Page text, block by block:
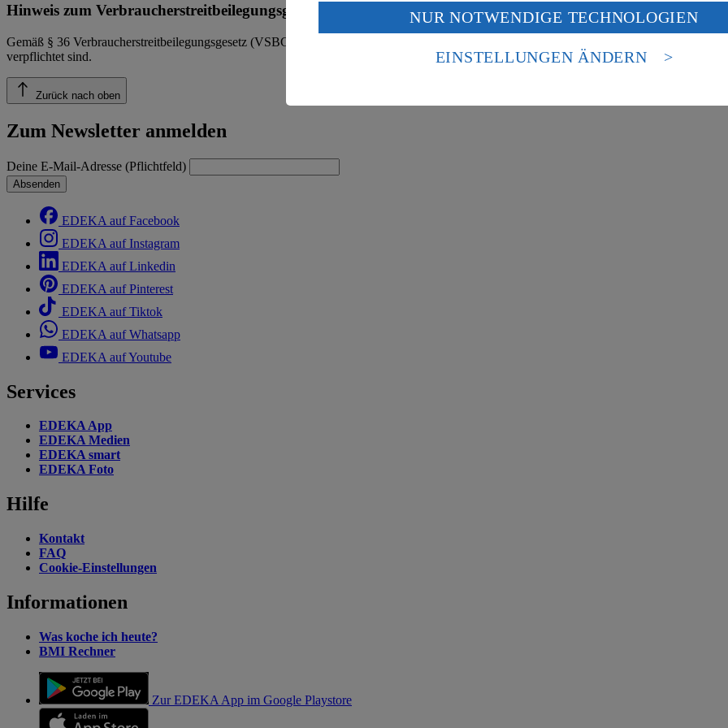
Hinweis zum Verbraucherstreitbeilegungsgesetz
Gemäß § 36 Verbraucherstreitbeilegungsgesetz (VSBG) weisen wir darauf hin, dass wir nicht an einem Streitbeilegungsverfahren vor einer
verpflichtet sind.
Zurück nach oben
Zum Newsletter anmelden
Deine E-Mail-Adresse (Pflichtfeld)
Absenden
EDEKA auf Facebook
EDEKA auf Instagram
EDEKA auf Linkedin
EDEKA auf Pinterest
EDEKA auf Tiktok
EDEKA auf Whatsapp
EDEKA auf Youtube
Services
EDEKA App
EDEKA Medien
EDEKA smart
EDEKA Foto
Hilfe
Kontakt
FAQ
Cookie-Einstellungen
Informationen
Was koche ich heute?
BMI Rechner
Zur EDEKA App im Google Playstore
Wenn du auf „Aktivieren“ klickst, willigst du im Sinne des Art. 49 Abs. 1 Satz 1 lit.
ein, dass deine Daten in den USA verarbeitet werden. Der EuGH sieht die USA als
einem nach europäischen Standards nicht angemessenen Datenschutzniveau an. Es
Risiko eines Zugriffs durch US-amerikanische Behörden.
NUR NOTWENDIGE TECHNOLOGIEN
EINSTELLUNGEN ÄNDERN